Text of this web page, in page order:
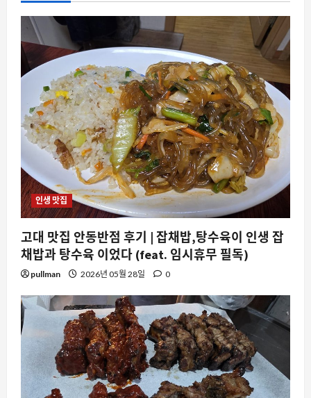
인생 맛집
고대 맛집 안동반점 후기 | 잡채밥,탕수육이 인생 잡
채밥과 탕수육 이었다 (feat. 임시휴무 필독)
pullman 2026년 05월 28일 0